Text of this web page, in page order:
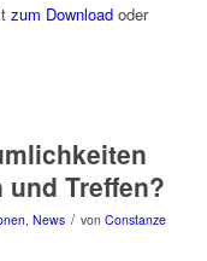
zum Downloadoder
Treffen?
, News / von Constanze